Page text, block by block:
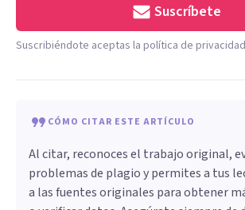
Suscríbete
Suscribiéndote aceptas la política de privacidad
CÓMO CITAR ESTE ARTÍCULO
Al citar, reconoces el trabajo original,
problemas de plagio y permites a tus
a las fuentes originales para obtener